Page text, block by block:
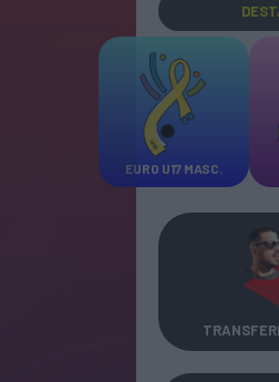
EURO U17 MASC.